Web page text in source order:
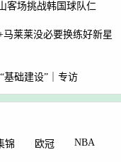
客场挑战韩国球队仁
莱莱没必要换练好新星
基础建设”｜专访
锦 欧冠 NBA